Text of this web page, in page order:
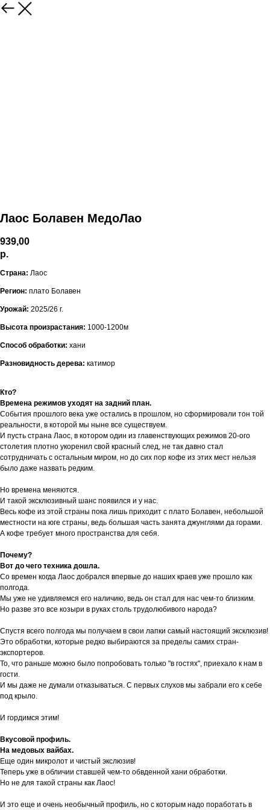
Лаос Болавен МедоЛао
939,00
р.
Страна: Лаос
Регион: плато Болавен
Урожай: 2025/26 г.
Высота произрастания: 1000-1200м
Способ обработки: хани
Разновидность дерева: катимор
Кто?
Времена режимов уходят на задний план.
События прошлого века уже остались в прошлом, но сформировали тон той
реальности, в которой мы ныне все существуем.
И пусть страна Лаос, в котором один из главенствующих режимов 20-ого
столетия плотно укоренил свой красный след, не так давно стал
сотрудничать с остальным миром, но до сих пор кофе из этих мест нельзя
было даже назвать редким.
Но времена меняются.
И такой эксклюзивный шанс появился и у нас.
Весь кофе из этой страны пока лишь приходит с плато Болавен, небольшой
местности на юге страны, ведь большая часть занята джунглями да горами.
А кофе требует много пространства для себя.
Почему?
Вот до чего техника дошла.
Со времен когда Лаос добрался впервые до наших краев уже прошло как
полгода.
Мы уже не удивляемся его наличию, ведь он стал для нас чем-то близким.
Но разве это все козыри в руках столь трудолюбивого народа?
Спустя всего полгода мы получаем в свои лапки самый настоящий эксклюзив!
Это обработки, которые редко выбираются за пределы самих стран-
экспортеров.
То, что раньше можно было попробовать только "в гостях", приехало к нам в
гости.
И мы даже не думали отказываться. С первых слухов мы забрали его к себе
под крыло.
И гордимся этим!
Вкусовой профиль.
На медовых вайбах.
Еще один микролот и чистый экслюзив!
Теперь уже в обличии ставшей чем-то обвденной хани обработки.
Но не для такой страны как Лаос!
И это еще и очень необычный профиль, но с которым надо поработать в